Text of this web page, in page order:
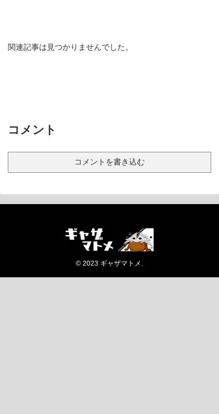
関連記事は見つかりませんでした。
コメント
コメントを書き込む
© 2023 ギャザマトメ.